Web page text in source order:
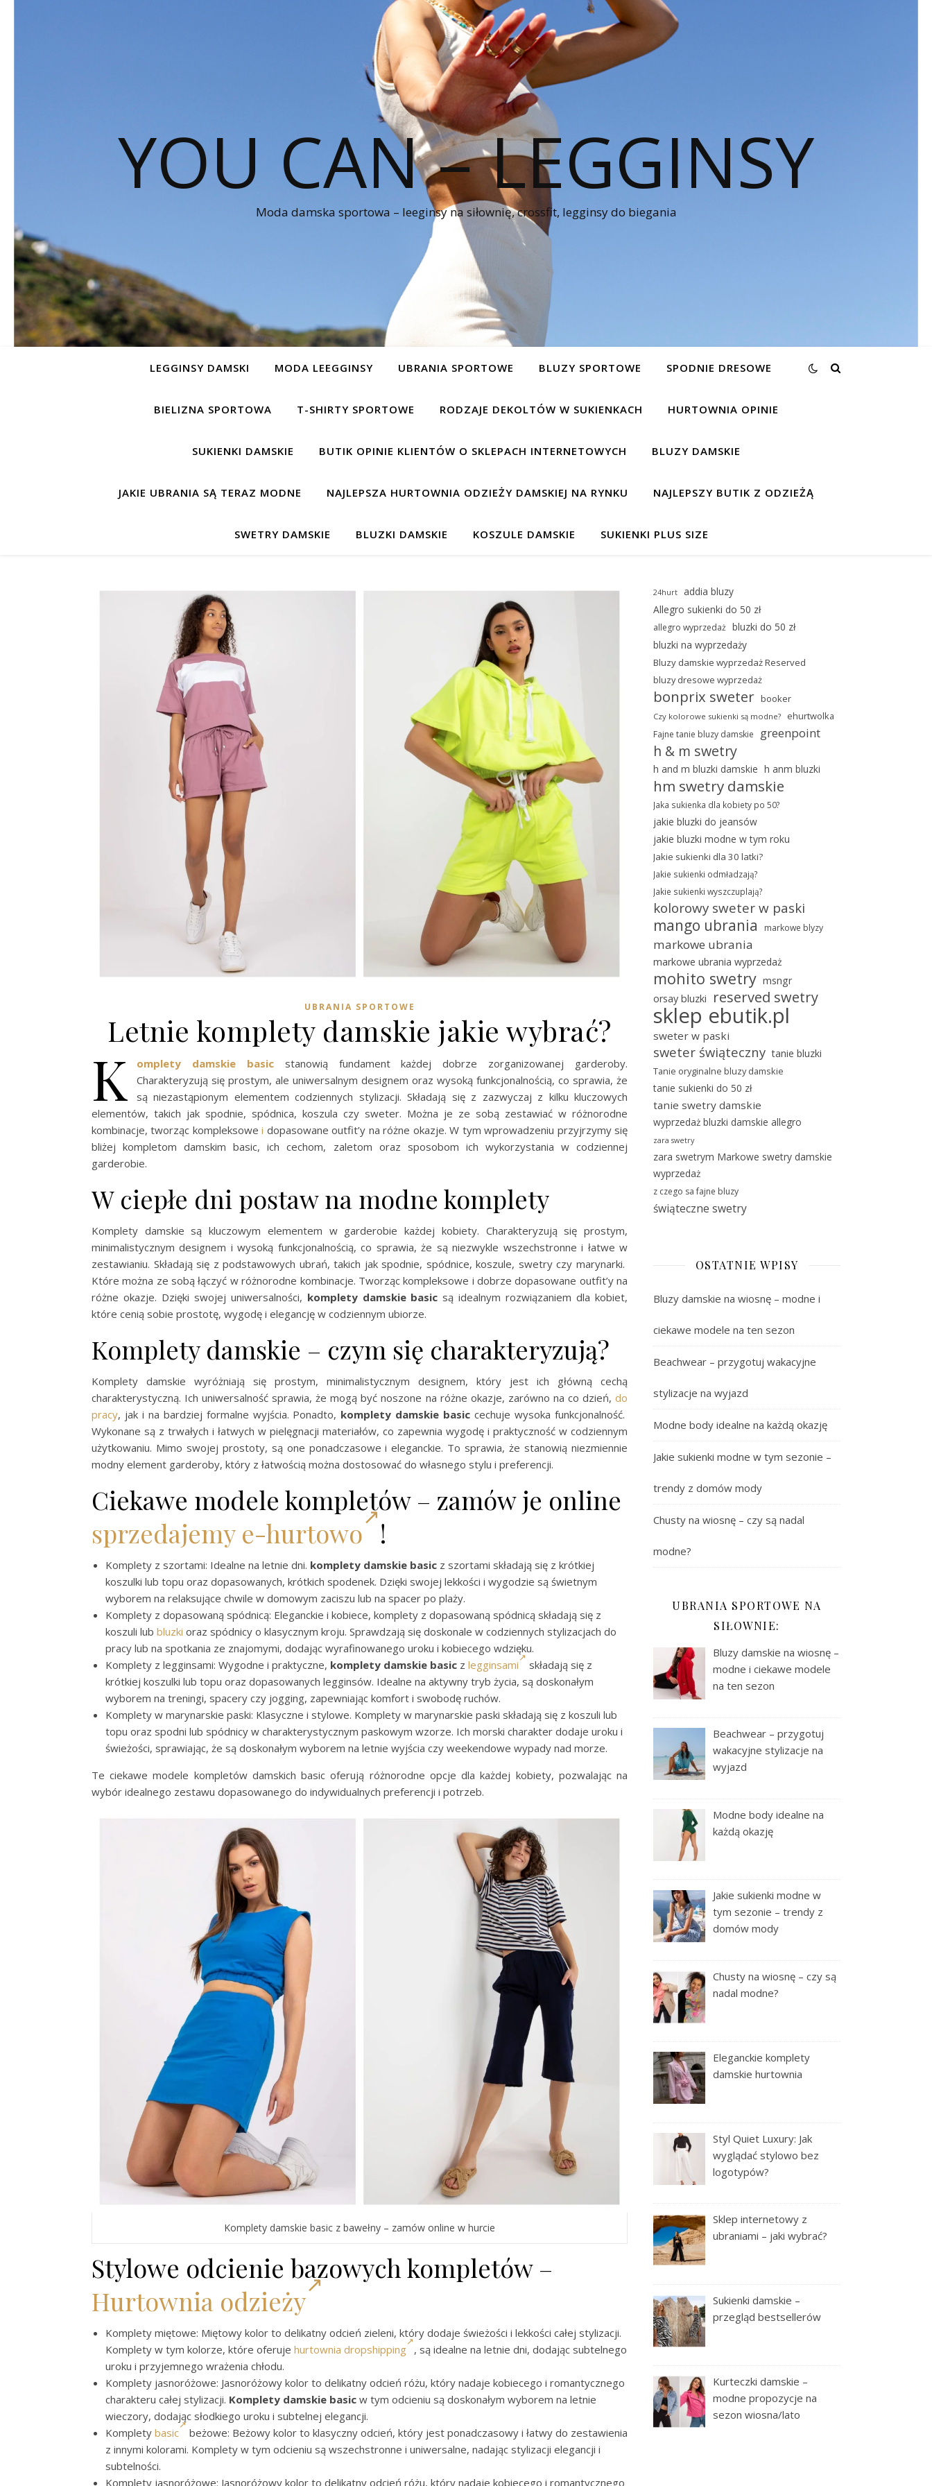
YOU CAN – LEGGINSY
Moda damska sportowa – leeginsy na siłownię, crossfit, legginsy do biegania
LEGGINSY DAMSKI MODA LEEGGINSY UBRANIA SPORTOWE BLUZY SPORTOWE SPODNIE DRESOWE
BIELIZNA SPORTOWA T-SHIRTY SPORTOWE RODZAJE DEKOLTÓW W SUKIENKACH HURTOWNIA OPINIE
SUKIENKI DAMSKIE BUTIK OPINIE KLIENTÓW O SKLEPACH INTERNETOWYCH BLUZY DAMSKIE
JAKIE UBRANIA SĄ TERAZ MODNE NAJLEPSZA HURTOWNIA ODZIEŻY DAMSKIEJ NA RYNKU NAJLEPSZY BUTIK Z ODZIEŻĄ
SWETRY DAMSKIE BLUZKI DAMSKIE KOSZULE DAMSKIE SUKIENKI PLUS SIZE
UBRANIA SPORTOWE
Letnie komplety damskie jakie wybrać?
K omplety damskie basicstanowią fundament każdej dobrze zorganizowanej garderoby.
Charakteryzują się prostym, ale uniwersalnym designem oraz wysoką funkcjonalnością, co sprawia, że
są niezastąpionym elementem codziennych stylizacji. Składają się z zazwyczaj z kilku kluczowych
elementów, takich jak spodnie, spódnica, koszula czy sweter. Można je ze sobą zestawiać w różnorodne
kombinacje, tworząc kompleksowei dopasowane outfit’y na różne okazje. W tym wprowadzeniu przyjrzymy się
bliżej kompletom damskim basic, ich cechom, zaletom oraz sposobom ich wykorzystania w codziennej
garderobie.
W ciepłe dni postaw na modne komplety
Komplety damskie są kluczowym elementem w garderobie każdej kobiety. Charakteryzują się prostym,
minimalistycznym designem i wysoką funkcjonalnością, co sprawia, że są niezwykle wszechstronne i łatwe w
zestawianiu. Składają się z podstawowych ubrań, takich jak spodnie, spódnice, koszule, swetry czy marynarki.
Które można ze sobą łączyć w różnorodne kombinacje. Tworząc kompleksowe i dobrze dopasowane outfit’y na
różne okazje. Dzięki swojej uniwersalności, komplety damskie basic są idealnym rozwiązaniem dla kobiet,
które cenią sobie prostotę, wygodę i elegancję w codziennym ubiorze.
Komplety damskie – czym się charakteryzują?
Komplety damskie wyróżniają się prostym, minimalistycznym designem, który jest ich główną cechą
charakterystyczną. Ich uniwersalność sprawia, że mogą być noszone na różne okazje, zarówno na co dzień, do
pracy, jak i na bardziej formalne wyjścia. Ponadto, komplety damskie basic cechuje wysoka funkcjonalność.
Wykonane są z trwałych i łatwych w pielęgnacji materiałów, co zapewnia wygodę i praktyczność w codziennym
użytkowaniu. Mimo swojej prostoty, są one ponadczasowe i eleganckie. To sprawia, że stanowią niezmiennie
modny element garderoby, który z łatwością można dostosować do własnego stylu i preferencji.
Ciekawe modele kompletów – zamów je online
sprzedajemy e-hurtowo !
Komplety z szortami: Idealne na letnie dni. komplety damskie basic z szortami składają się z krótkiej
koszulki lub topu oraz dopasowanych, krótkich spodenek. Dzięki swojej lekkości i wygodzie są świetnym
wyborem na relaksujące chwile w domowym zaciszu lub na spacer po plaży.
Komplety z dopasowaną spódnicą: Eleganckie i kobiece, komplety z dopasowaną spódnicą składają się z
koszuli lub bluzki oraz spódnicy o klasycznym kroju. Sprawdzają się doskonale w codziennych stylizacjach do
pracy lub na spotkania ze znajomymi, dodając wyrafinowanego uroku i kobiecego wdzięku.
Komplety z legginsami: Wygodne i praktyczne, komplety damskie basic z legginsami
składają się z
krótkiej koszulki lub topu oraz dopasowanych legginsów. Idealne na aktywny tryb życia, są doskonałym
wyborem na treningi, spacery czy jogging, zapewniając komfort i swobodę ruchów.
Komplety w marynarskie paski: Klasyczne i stylowe. Komplety w marynarskie paski składają się z koszuli lub
topu oraz spodni lub spódnicy w charakterystycznym paskowym wzorze. Ich morski charakter dodaje uroku i
świeżości, sprawiając, że są doskonałym wyborem na letnie wyjścia czy weekendowe wypady nad morze.
Te ciekawe modele kompletów damskich basic oferują różnorodne opcje dla każdej kobiety, pozwalając na
wybór idealnego zestawu dopasowanego do indywidualnych preferencji i potrzeb.
Komplety damskie basic z bawełny – zamów online w hurcie
Stylowe odcienie bazowych kompletów –
Hurtownia odzieży
Komplety miętowe: Miętowy kolor to delikatny odcień zieleni, który dodaje świeżości i lekkości całej stylizacji.
Komplety w tym kolorze, które oferuje hurtownia dropshipping , są idealne na letnie dni, dodając subtelnego
uroku i przyjemnego wrażenia chłodu.
Komplety jasnoróżowe: Jasnoróżowy kolor to delikatny odcień różu, który nadaje kobiecego i romantycznego
charakteru całej stylizacji. Komplety damskie basic w tym odcieniu są doskonałym wyborem na letnie
wieczory, dodając słodkiego uroku i subtelnej elegancji.
Komplety basic
beżowe: Beżowy kolor to klasyczny odcień, który jest ponadczasowy i łatwy do zestawienia
z innymi kolorami. Komplety w tym odcieniu są wszechstronne i uniwersalne, nadając stylizacji elegancji i
subtelności.
Komplety jasnoróżowe: Jasnoróżowy kolor to delikatny odcień różu, który nadaje kobiecego i romantycznego
24hurt
addia bluzy
Allegro sukienki do 50 zł
allegro wyprzedaż bluzki do 50 zł
bluzki na wyprzedaży
Bluzy damskie wyprzedaż Reserved
bluzy dresowe wyprzedaż
bonprix sweter booker
Czy kolorowe sukienki są modne? ehurtwolka
Fajne tanie bluzy damskie greenpoint
h & m swetry
h and m bluzki damskie h anm bluzki
hm swetry damskie
Jaka sukienka dla kobiety po 50?
jakie bluzki do jeansów
jakie bluzki modne w tym roku
Jakie sukienki dla 30 latki?
Jakie sukienki odmładzają?
Jakie sukienki wyszczuplają?
kolorowy sweter w paski
mango ubrania markowe blyzy
markowe ubrania
markowe ubrania wyprzedaż
mohito swetry msngr
orsay bluzki
reserved swetry
sklep ebutik.pl
sweter w paski
sweter świąteczny tanie bluzki
Tanie oryginalne bluzy damskie
tanie sukienki do 50 zł
tanie swetry damskie
wyprzedaż bluzki damskie allegro
zara swetry
zara swetrym Markowe swetry damskie
wyprzedaż
z czego sa fajne bluzy
świąteczne swetry
OSTATNIE WPISY
Bluzy damskie na wiosnę – modne i
ciekawe modele na ten sezon
Beachwear – przygotuj wakacyjne
stylizacje na wyjazd
Modne body idealne na każdą okazję
Jakie sukienki modne w tym sezonie –
trendy z domów mody
Chusty na wiosnę – czy są nadal
modne?
UBRANIA SPORTOWE NA
SIŁOWNIE:
Bluzy damskie na wiosnę –
modne i ciekawe modele
na ten sezon
Beachwear – przygotuj
wakacyjne stylizacje na
wyjazd
Modne body idealne na
każdą okazję
Jakie sukienki modne w
tym sezonie – trendy z
domów mody
Chusty na wiosnę – czy są
nadal modne?
Eleganckie komplety
damskie hurtownia
Styl Quiet Luxury: Jak
wyglądać stylowo bez
logotypów?
Sklep internetowy z
ubraniami – jaki wybrać?
Sukienki damskie –
przegląd bestsellerów
Kurteczki damskie –
modne propozycje na
sezon wiosna/lato